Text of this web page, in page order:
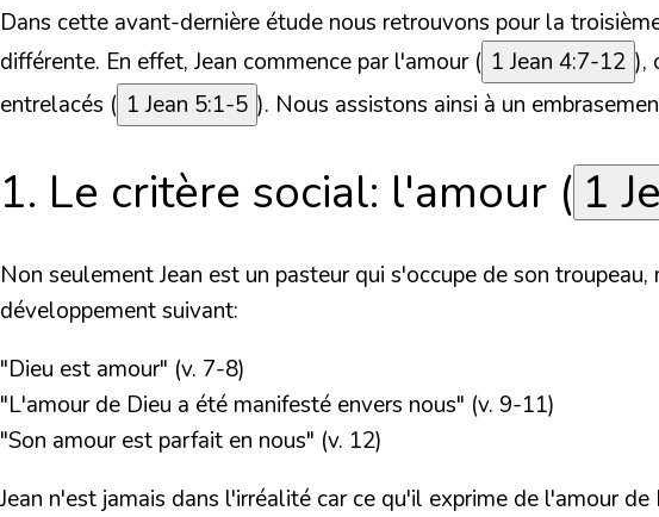
Dans cette avant-dernière étude nous retrouvons pour la
différente. En effet, Jean commence par l'amour ( 1 Jean 4:7-12 ),
entrelacés ( 1 Jean 5:1-5 ). Nous assistons ainsi à un
1. Le critère social: l'amour ( 1
Non seulement Jean est un pasteur qui s'occupe de son
développement suivant:
"Dieu est amour" (v. 7-8)
"L'amour de Dieu a été manifesté envers nous" (v. 9-11)
"Son amour est parfait en nous" (v. 12)
Jean n'est jamais dans l'irréalité car ce qu'il exprime de l'amour